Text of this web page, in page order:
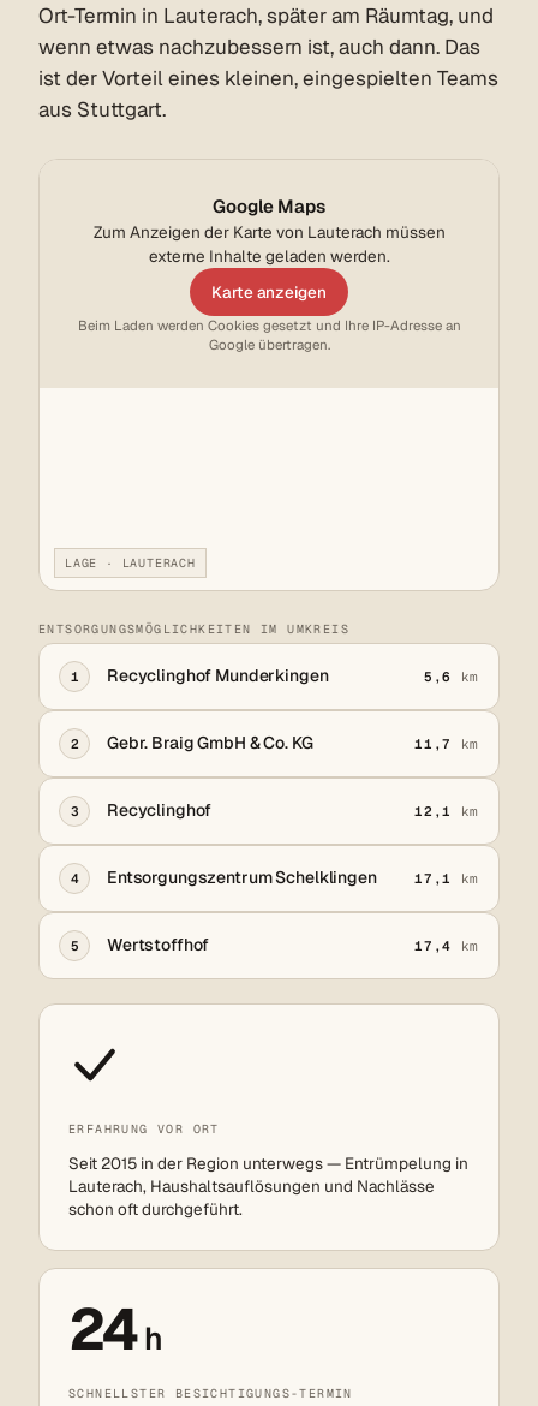
Ort-Termin in Lauterach, später am Räumtag, und
wenn etwas nachzubessern ist, auch dann. Das
ist der Vorteil eines kleinen, eingespielten Teams
aus Stuttgart.
Google Maps
Zum Anzeigen der Karte von Lauterach müssen
externe Inhalte geladen werden.
Karte anzeigen
Beim Laden werden Cookies gesetzt und Ihre IP-Adresse an
Google übertragen.
LAGE · LAUTERACH
ENTSORGUNGSMÖGLICHKEITEN IM UMKREIS
1 Recyclinghof Munderkingen 5,6 km
2 Gebr. Braig GmbH & Co. KG 11,7 km
3 Recyclinghof 12,1 km
4 Entsorgungszentrum Schelklingen 17,1 km
5 Wertstoffhof 17,4 km
ERFAHRUNG VOR ORT
Seit 2015 in der Region unterwegs — Entrümpelung in
Lauterach, Haushaltsauflösungen und Nachlässe
schon oft durchgeführt.
24h
SCHNELLSTER BESICHTIGUNGS-TERMIN